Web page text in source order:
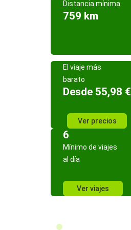
Distancia mínima
759 km
El viaje más
barato
Desde 55,98 €
Ver precios
6
Mínimo de viajes
al día
Ver viajes